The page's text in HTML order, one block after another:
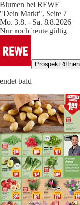
Blumen bei REWE
"Dein Markt", Seite 7
Mo. 3.8. - Sa. 8.8.2026
Nur noch heute gültig
Prospekt öffnen
endet bald